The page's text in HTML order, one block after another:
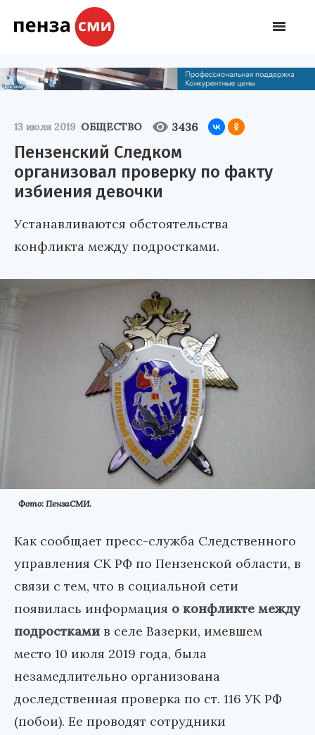
13 июля 2019 ОБЩЕСТВО 3436
Пензенский Следком
организовал проверку по факту
избиения девочки
Устанавливаются обстоятельства
конфликта между подростками.
Фото: ПензаСМИ.
Как сообщает пресс-служба Следственного
управления СК РФ по Пензенской области, в
связи с тем, что в социальной сети
появилась информация о конфликте между
подростками в селе Вазерки, имевшем
место 10 июля 2019 года, была
незамедлительно организована
доследственная проверка по ст. 116 УК РФ
(побои). Ее проводят сотрудники